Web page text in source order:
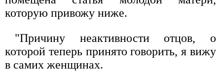
которую привожу ниже.
"Причину неактивности отцов, о
которой теперь принято говорить, я вижу
в самих женщинах.